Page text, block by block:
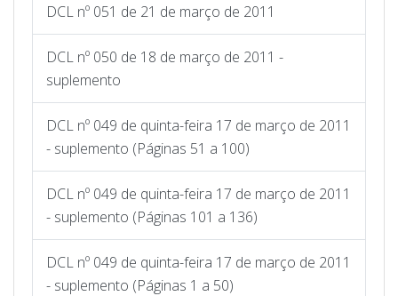
DCL nº 051 de 21 de março de 2011
DCL nº 050 de 18 de março de 2011 -
suplemento
DCL nº 049 de quinta-feira 17 de março de 2011
- suplemento (Páginas 51 a 100)
DCL nº 049 de quinta-feira 17 de março de 2011
- suplemento (Páginas 101 a 136)
DCL nº 049 de quinta-feira 17 de março de 2011
- suplemento (Páginas 1 a 50)